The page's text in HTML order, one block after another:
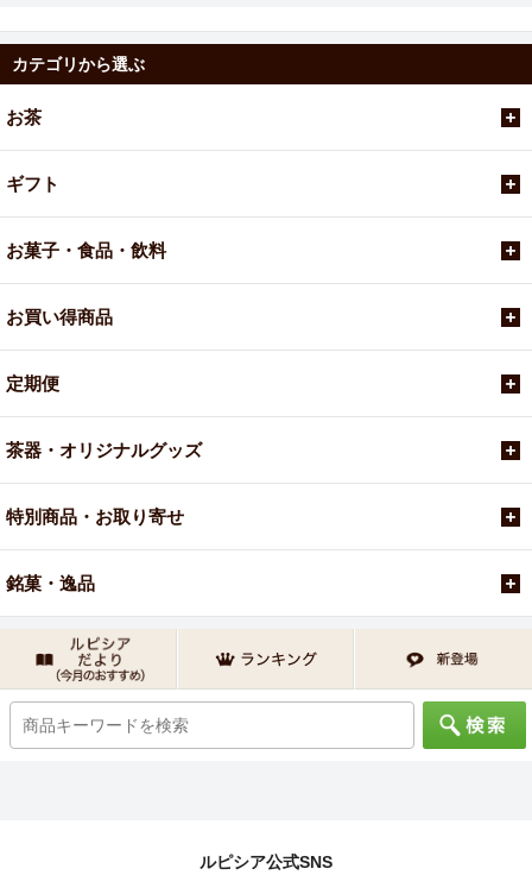
カテゴリから選ぶ
お茶
ギフト
お菓子・食品・飲料
お買い得商品
定期便
茶器・オリジナルグッズ
特別商品・お取り寄せ
銘菓・逸品
ルピシア公式SNS